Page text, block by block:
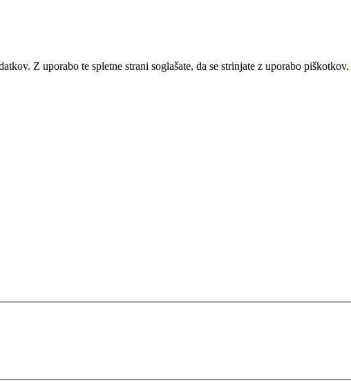
Z uporabo te spletne strani soglašate, da se strinjate z uporabo piškotkov.